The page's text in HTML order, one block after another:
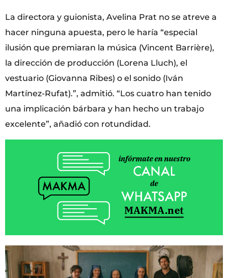
La directora y guionista, Avelina Prat no se atreve a
hacer ninguna apuesta, pero le haría “especial
ilusión que premiaran la música (Vincent Barrière),
la dirección de producción (Lorena Lluch), el
vestuario (Giovanna Ribes) o el sonido (Iván
Martínez-Rufat).”, admitió. “Los cuatro han tenido
una implicación bárbara y han hecho un trabajo
excelente”, añadió con rotundidad.